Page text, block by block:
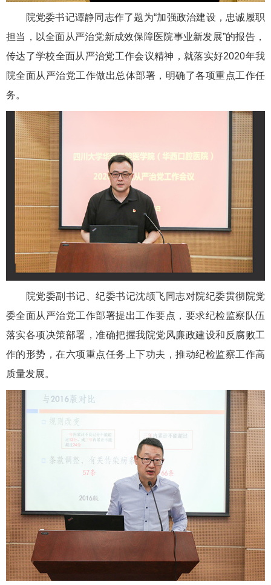
院党委书记谭静同志作了题为“加强政治建设，忠诚履职
担当，以全面从严治党新成效保障医院事业新发展”的报告，
传达了学校全面从严治党工作会议精神，就落实好2020年我
院全面从严治党工作做出总体部署，明确了各项重点工作任
务。
院党委副书记、纪委书记沈颉飞同志对院纪委贯彻院党
委全面从严治党工作部署提出工作要点，要求纪检监察队伍
落实各项决策部署，准确把握我院党风廉政建设和反腐败工
作的形势，在六项重点任务上下功夫，推动纪检监察工作高
质量发展。